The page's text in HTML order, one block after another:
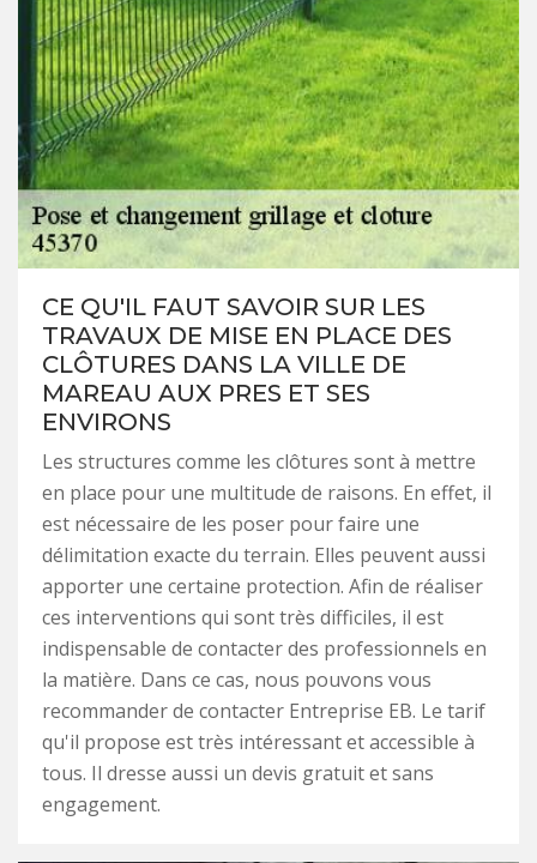
CE QU'IL FAUT SAVOIR SUR LES
TRAVAUX DE MISE EN PLACE DES
CLÔTURES DANS LA VILLE DE
MAREAU AUX PRES ET SES
ENVIRONS
Les structures comme les clôtures sont à mettre
en place pour une multitude de raisons. En effet, il
est nécessaire de les poser pour faire une
délimitation exacte du terrain. Elles peuvent aussi
apporter une certaine protection. Afin de réaliser
ces interventions qui sont très difficiles, il est
indispensable de contacter des professionnels en
la matière. Dans ce cas, nous pouvons vous
recommander de contacter Entreprise EB. Le tarif
qu'il propose est très intéressant et accessible à
tous. Il dresse aussi un devis gratuit et sans
engagement.